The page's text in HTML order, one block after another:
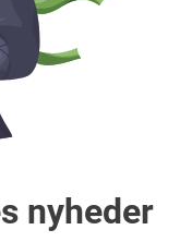
nyheder